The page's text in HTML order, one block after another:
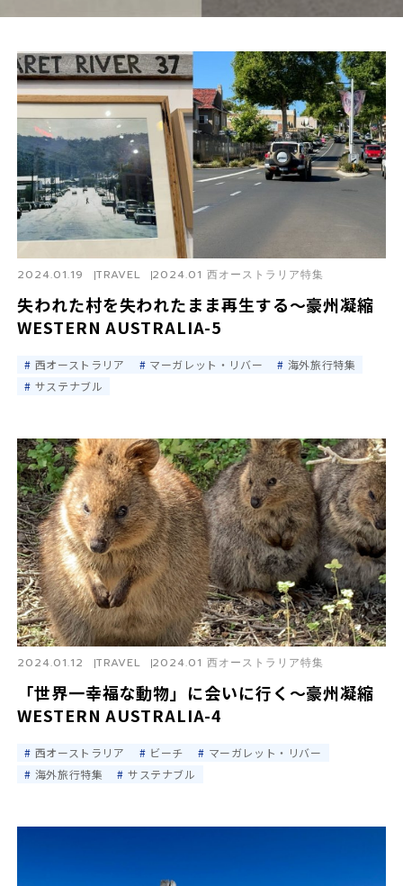
失われた村を失われたまま再生する〜豪州凝縮
WESTERN AUSTRALIA-5
2024.01.19 TRAVEL 2024.01 西オーストラリア特集
西オーストラリア マーガレット・リバー
海外旅行特集
サステナブル
「世界一幸福な動物」に会いに行く〜豪州凝縮
WESTERN AUSTRALIA-4
2024.01.12 TRAVEL 2024.01 西オーストラリア特集
西オーストラリア ビーチ
マーガレット・リバー
海外旅行特集
サステナブル